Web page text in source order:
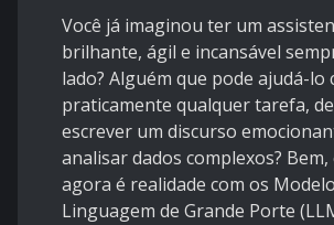
Você já imaginou ter um
brilhante, ágil e incansável
lado? Alguém que pode ajudá-lo
praticamente qualquer tarefa,
escrever um discurso
analisar dados complexos?
agora é realidade com os
Linguagem de Grande Porte